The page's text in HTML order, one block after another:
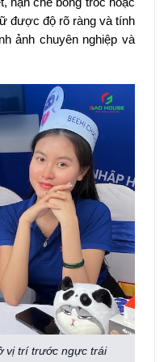
hạn chế bong tróc hoặc
được độ rõ ràng và tính
ảnh chuyên nghiệp và
vị trí trước ngực trái